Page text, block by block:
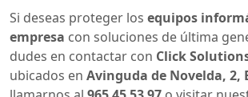
Si deseas proteger los equipos
empresa con soluciones de última
dudes en contactar con Click
ubicados en Avinguda de Novelda, 2,